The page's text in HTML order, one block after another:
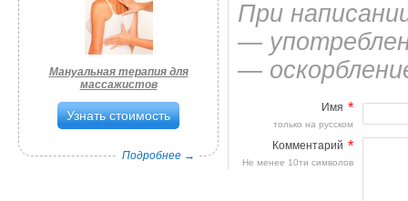
Мануальная терапия для
массажистов
Узнать стоимость
Подробнее →
При
—
—
Имя *
только на русском
Комментарий *
Не менее 10ти символов